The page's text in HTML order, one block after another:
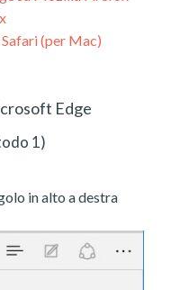
(per Mac)
Edge
1)
in alto a destra